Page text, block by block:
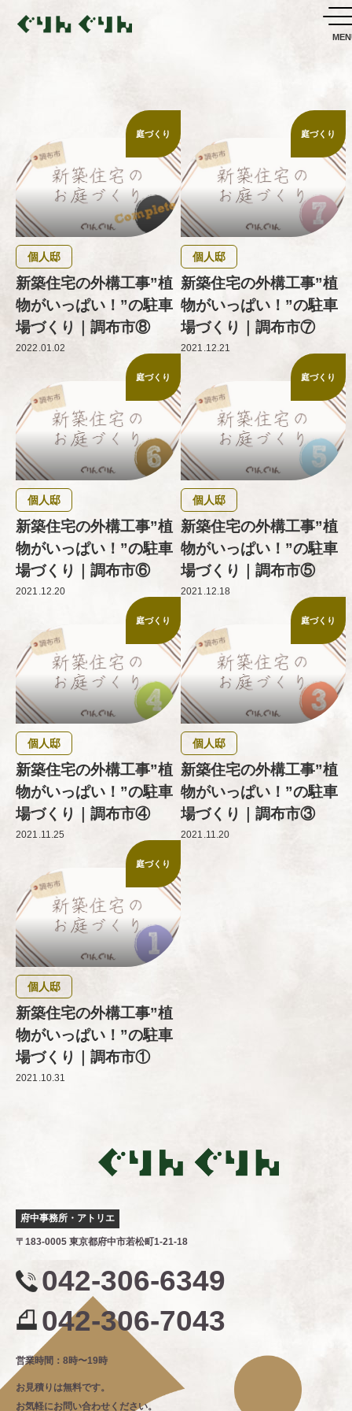
庭づくり
個人邸
新築住宅の外構工事”植
物がいっぱい！”の駐車
場づくり｜調布市⑧
2022.01.02
庭づくり
個人邸
新築住宅の外構工事”植
物がいっぱい！”の駐車
場づくり｜調布市⑦
2021.12.21
庭づくり
個人邸
新築住宅の外構工事”植
物がいっぱい！”の駐車
場づくり｜調布市⑥
2021.12.20
庭づくり
個人邸
新築住宅の外構工事”植
物がいっぱい！”の駐車
場づくり｜調布市⑤
2021.12.18
庭づくり
個人邸
新築住宅の外構工事”植
物がいっぱい！”の駐車
場づくり｜調布市④
2021.11.25
庭づくり
個人邸
新築住宅の外構工事”植
物がいっぱい！”の駐車
場づくり｜調布市③
2021.11.20
庭づくり
個人邸
新築住宅の外構工事”植
物がいっぱい！”の駐車
場づくり｜調布市①
2021.10.31
府中事務所・アトリエ
〒183-0005 東京都府中市若松町1-21-18
042-306-6349
042-306-7043
営業時間：8時〜19時
お見積りは無料です。
お気軽にお問い合わせください。